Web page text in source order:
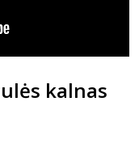
kalnas